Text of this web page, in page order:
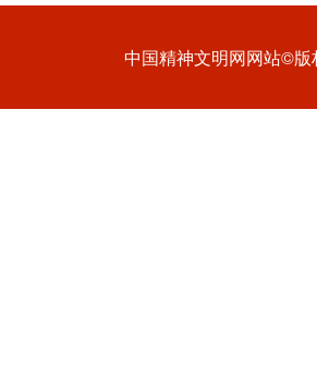
中国精神文明网网站©版